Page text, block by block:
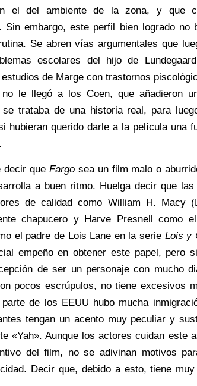
el del ambiente de la zona, y que
Sin embargo, este perfil bien logrado
Se abren vías argumentales que
escolares del hijo de
de Marge con trastornos
no le llegó a los Coen, que añadieron
se trataba de una historia real, para
hubieran querido darle a la película una
decir que Fargosea un film malo o
a buen ritmo. Huelga decir que
de calidad como William H. Macy
chapucero y Harve Presnell como
el padre de Lois Lane en la serie Lois y
empeño en obtener este papel, pero
de ser un personaje con mucho
pocos escrúpulos, no tiene excesivos
de los EEUU hubo mucha
tengan un acento muy peculiar y
«Yah». Aunque los actores cuidan este
del film, no se adivinan motivos
Decir que, debido a esto, tiene